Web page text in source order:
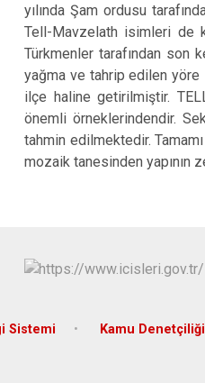
yılında Şam ordusu
Tell-Mavzelath isimleri de
Türkmenler tarafından son
yağma ve tahrip edilen yöre
ilçe haline getirilmiştir.
önemli örneklerindendir.
tahmin edilmektedir.
mozaik tanesinden yapının
Sistemi Kamu